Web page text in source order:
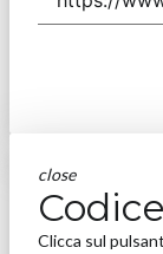
close
Clicca sul